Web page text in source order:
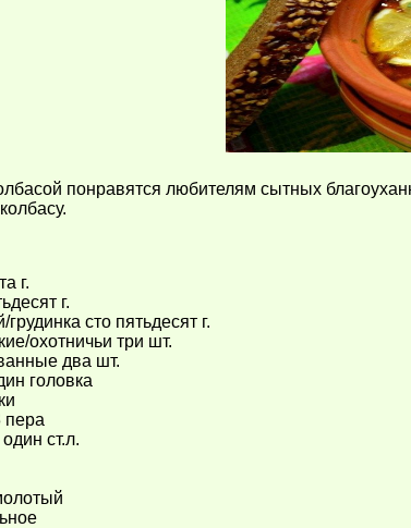
понравятся любителям сытных
г.
г.
сто пятьдесят г.
охотничьи три шт.
два шт.
головка
пера
ст.л.